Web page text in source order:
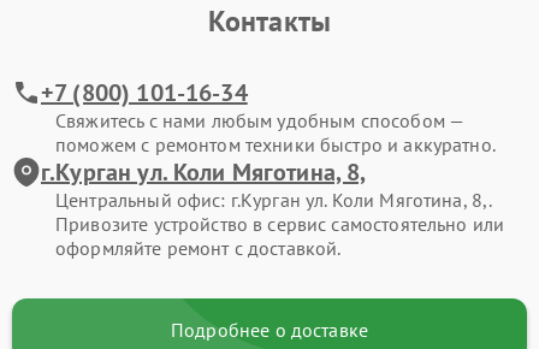
Контакты
+7 (800) 101-16-34
Свяжитесь с нами любым удобным способом —
поможем с ремонтом техники быстро и аккуратно.
г.Курган ул. Коли Мяготина, 8,
Центральный офис: г.Курган ул. Коли Мяготина, 8,.
Привозите устройство в сервис самостоятельно или
оформляйте ремонт с доставкой.
Подробнее о доставке